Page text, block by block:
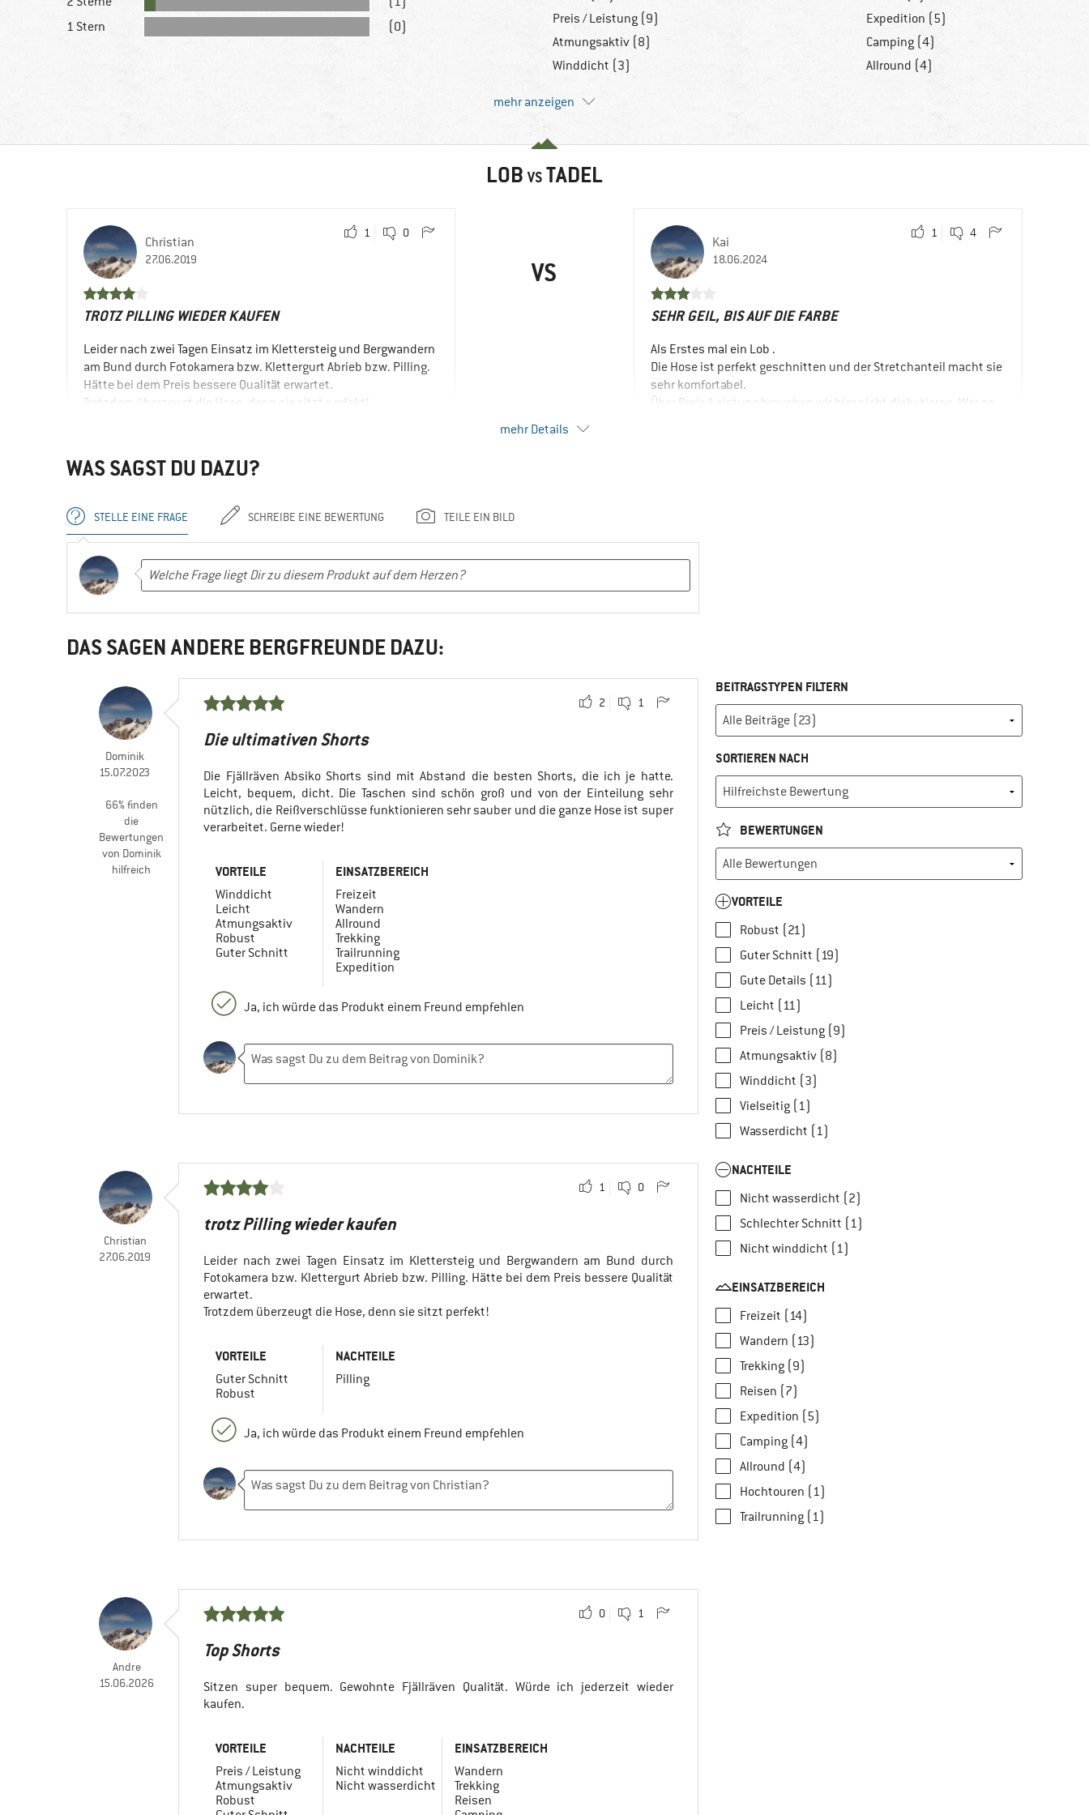
1 Stern
(0)
Preis / Leistung (9)
Atmungsaktiv (8)
Winddicht (3)
Expedition (5)
Camping (4)
Allround (4)
mehr anzeigen
LOB VS TADEL
Christian
27.06.2019
1 0
TROTZ PILLING WIEDER KAUFEN
Leider nach zwei Tagen Einsatz im Klettersteig und Bergwandern
am Bund durch Fotokamera bzw. Klettergurt Abrieb bzw. Pilling.
Hätte bei dem Preis bessere Qualität erwartet.
Trotzdem überzeugt die Hose, denn sie sitzt perfekt!
Robust
Pilling
Ja, ich würde das Produkt einem Freund empfehlen
VS
Kai
18.06.2024
1 4
SEHR GEIL, BIS AUF DIE FARBE
Als Erstes mal ein Lob .
Die Hose ist perfekt geschnitten und der Stretchanteil macht sie
sehr komfortabel.
Über Preis/Leistung brauchen wir hier nicht diskutieren. Wer ne
Ich habe ne schwarze Hose bestellt und hier im Shop wird die als
Kontrast wie bei vielen Hosen aus dem Bereich der
schwarzen Applikationen.
Trotzdem behalte ich sie, mag sie.
Guter Schnitt
Robust
Gute Details
EINSATZBEREICH
Ja, ich würde das Produkt einem Freund empfehlen
mehr Details
WAS SAGST DU DAZU?
STELLE EINE FRAGE SCHREIBE EINE BEWERTUNG TEILE EIN BILD
DAS SAGEN ANDERE BERGFREUNDE DAZU:
Dominik
15.07.2023
66% finden
die
Bewertungen
von Dominik
hilfreich
2 1
Die ultimativen Shorts
Die Fjällräven Absiko Shorts sind mit Abstand die besten Shorts, die ich je hatte.
Leicht, bequem, dicht. Die Taschen sind schön groß und von der Einteilung sehr
nützlich, die Reißverschlüsse funktionieren sehr sauber und die ganze Hose ist super
verarbeitet. Gerne wieder!
VORTEILE
Winddicht
Leicht
Atmungsaktiv
Robust
Guter Schnitt
EINSATZBEREICH
Freizeit
Wandern
Allround
Trekking
Trailrunning
Expedition
Ja, ich würde das Produkt einem Freund empfehlen
Christian
27.06.2019
1 0
trotz Pilling wieder kaufen
Leider nach zwei Tagen Einsatz im Klettersteig und Bergwandern am Bund durch
Fotokamera bzw. Klettergurt Abrieb bzw. Pilling. Hätte bei dem Preis bessere Qualität
erwartet.
Trotzdem überzeugt die Hose, denn sie sitzt perfekt!
VORTEILE
Guter Schnitt
Robust
NACHTEILE
Pilling
Ja, ich würde das Produkt einem Freund empfehlen
Andre
15.06.2026
0 1
Top Shorts
Sitzen super bequem. Gewohnte Fjällräven Qualität. Würde ich jederzeit wieder
kaufen.
VORTEILE
Preis / Leistung
Atmungsaktiv
Robust
NACHTEILE
Nicht winddicht
Nicht wasserdicht
EINSATZBEREICH
Wandern
Trekking
Reisen
BEITRAGSTYPEN FILTERN
SORTIEREN NACH
BEWERTUNGEN
VORTEILE
Robust (21)
Guter Schnitt (19)
Gute Details (11)
Leicht (11)
Preis / Leistung (9)
Atmungsaktiv (8)
Winddicht (3)
Vielseitig (1)
Wasserdicht (1)
NACHTEILE
Nicht wasserdicht (2)
Schlechter Schnitt (1)
Nicht winddicht (1)
EINSATZBEREICH
Freizeit (14)
Wandern (13)
Trekking (9)
Reisen (7)
Expedition (5)
Camping (4)
Allround (4)
Hochtouren (1)
Trailrunning (1)